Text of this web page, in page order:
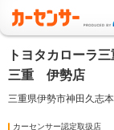
トヨタカローラ
三重 伊勢店
三重県伊勢市神田久志
カーセンサー認定取扱店